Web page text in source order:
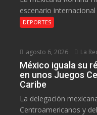
escenario
DEPORTES
agosto 6, 2026 La
México iguala su
en unos Juegos
Caribe
La delegación
Centroamericanos y